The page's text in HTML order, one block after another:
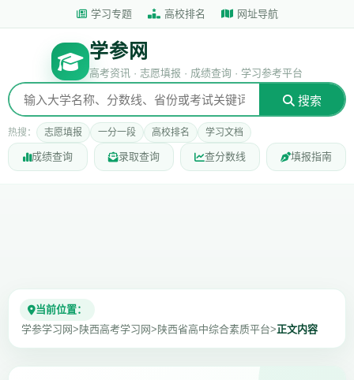
学习专题 高校排名 网址导航
学参网
高考资讯 · 志愿填报 · 成绩查询 · 学习参考平台
搜索
热搜： 志愿填报 一分一段 高校排名 学习文档
成绩查询 录取查询 查分数线 填报指南
当前位置：
学参学习网> 陕西高考学习网> 陕西省高中综合素质平台>正文内容